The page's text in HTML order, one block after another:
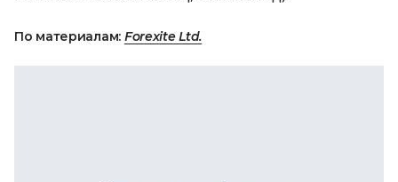
По материалам: Forexite Ltd.